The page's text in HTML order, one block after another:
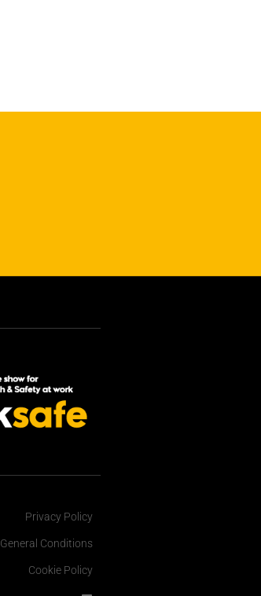
Privacy Policy
General Conditions
Cookie Policy